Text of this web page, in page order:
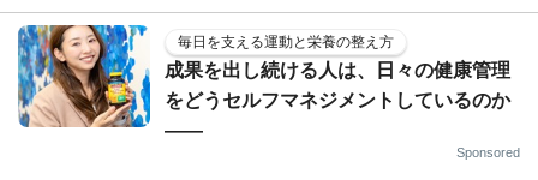
毎日を支える運動と栄養の整え方
成果を出し続ける人は、日々の健康管理
をどうセルフマネジメントしているのか
——
Sponsored